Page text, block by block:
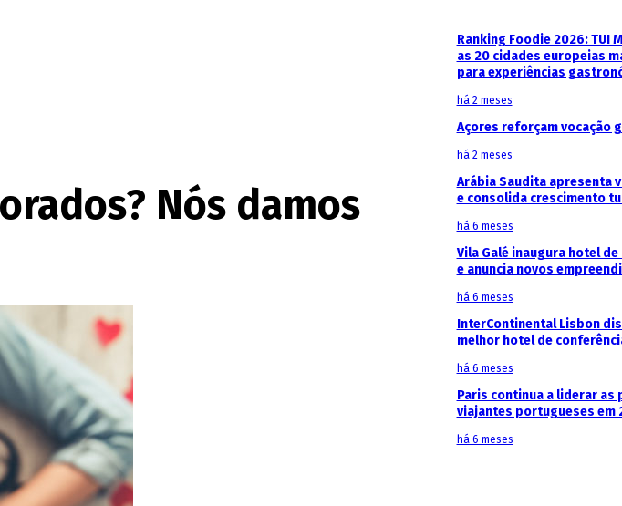
Nós damos
Ranking Foodie 2026: TUI
as 20 cidades europeias
para experiências
há 2 meses
Açores reforçam vocação
há 2 meses
Arábia Saudita apresenta
e consolida crescimento
há 6 meses
Vila Galé inaugura hotel de
e anuncia novos
há 6 meses
InterContinental Lisbon
melhor hotel de
há 6 meses
Paris continua a liderar as
viajantes portugueses em
há 6 meses